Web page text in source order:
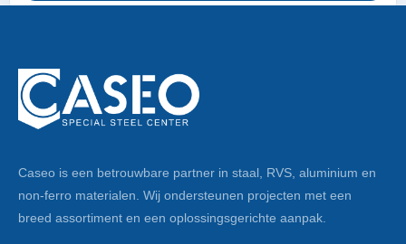
Caseo is een betrouwbare partner in staal, RVS, aluminium en
non-ferro materialen. Wij ondersteunen projecten met een
breed assortiment en een oplossingsgerichte aanpak.